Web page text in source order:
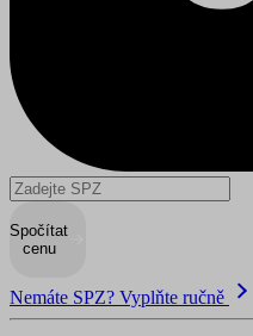
Spočítat
cenu
Nemáte SPZ? Vyplňte ručně